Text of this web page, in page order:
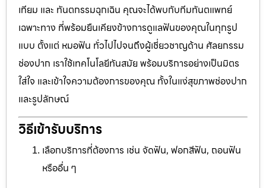
เทียม และ ทันตกรรมฉุกเฉิน คุณจะได้พบกับทีมทันตแพทย์
เฉพาะทาง ที่พร้อมยืนเคียงข้างการดูแลฟันของคุณในทุกรูป
แบบ ตั้งแต่ หมอฟัน ทั่วไปไปจนถึงผู้เชี่ยวชาญด้าน ศัลยกรรม
ช่องปาก เราใช้เทคโนโลยีทันสมัย พร้อมบริการอย่างเป็นมิตร
ใส่ใจ และเข้าใจความต้องการของคุณ ทั้งในแง่สุขภาพช่องปาก
และรูปลักษณ์
วิธีเข้ารับบริการ
เลือกบริการที่ต้องการ เช่น จัดฟัน, ฟอกสีฟัน, ถอนฟัน
หรืออื่น ๆ